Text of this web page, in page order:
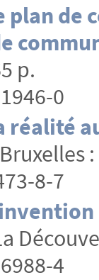
plan de
p.
0
réalité
8-7
4